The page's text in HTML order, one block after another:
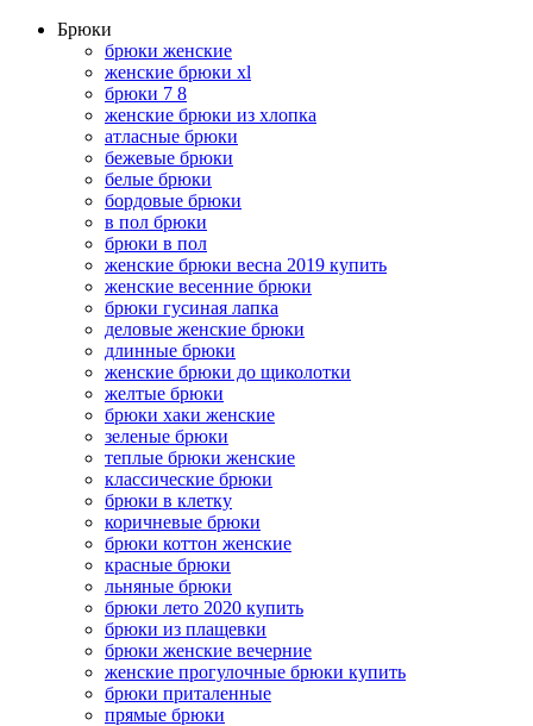
Брюки
брюки женские
женские брюки xl
брюки 7 8
женские брюки из хлопка
атласные брюки
бежевые брюки
белые брюки
бордовые брюки
в пол брюки
брюки в пол
женские брюки весна 2019 купить
женские весенние брюки
брюки гусиная лапка
деловые женские брюки
длинные брюки
женские брюки до щиколотки
желтые брюки
брюки хаки женские
зеленые брюки
теплые брюки женские
классические брюки
брюки в клетку
коричневые брюки
брюки коттон женские
красные брюки
льняные брюки
брюки лето 2020 купить
брюки из плащевки
брюки женские вечерние
женские прогулочные брюки купить
брюки приталенные
прямые брюки